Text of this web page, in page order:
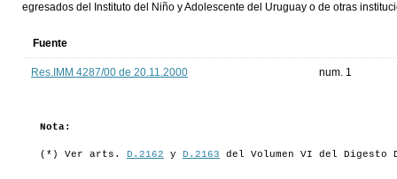
egresados del Instituto del Niño y Adolescente del Uruguay o de otras
Fuente
Res.IMM 4287/00 de 20.11.2000 num. 1
Nota:
(*) Ver arts. D.2162 y D.2163 del Volumen VI del Digesto